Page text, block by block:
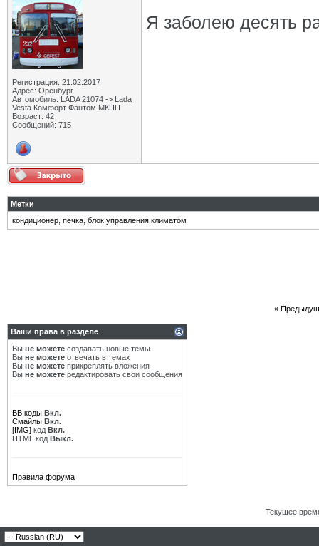
Регистрация: 21.02.2017
Адрес: Оренбург
Автомобиль: LADA 21074 -> Lada
Vesta Комфорт Фантом МКПП
Возраст: 42
Сообщений: 715
Я заболею десять
Метки
кондиционер печка блок управления климатом
«
Ваши права в разделе
Вы не можете создавать новые темы
Вы не можете отвечать в темах
Вы не можете прикреплять вложения
Вы не можете редактировать свои сообщения
BB коды Вкл.
Смайлы Вкл.
[IMG] код Вкл.
HTML код Выкл.
Правила форума
Текущее